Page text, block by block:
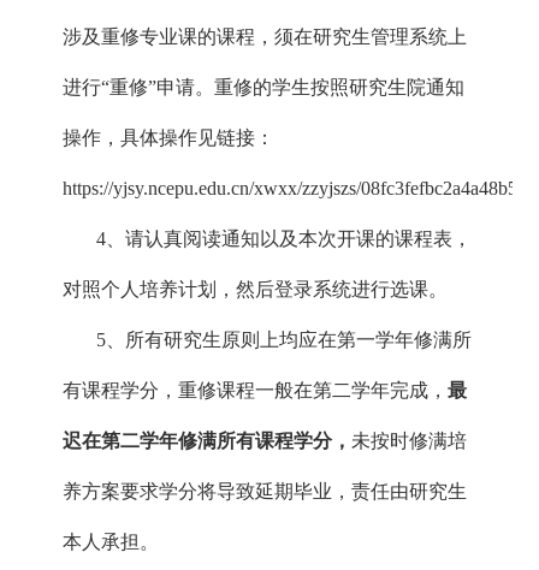
涉及重修专业课的课程，须在研究生管理系统上
进行“重修”申请。重修的学生按照研究生院通知
操作，具体操作见链接：
https://yjsy.ncepu.edu.cn/xwxx/zzyjszs/
4、请认真阅读通知以及本次开课的课程表，
对照个人培养计划，然后登录系统进行选课。
5、所有研究生原则上均应在第一学年修满所
有课程学分，重修课程一般在第二学年完成，最
迟在第二学年修满所有课程学分， 未按时修满培
养方案要求学分将导致延期毕业，责任由研究生
本人承担。